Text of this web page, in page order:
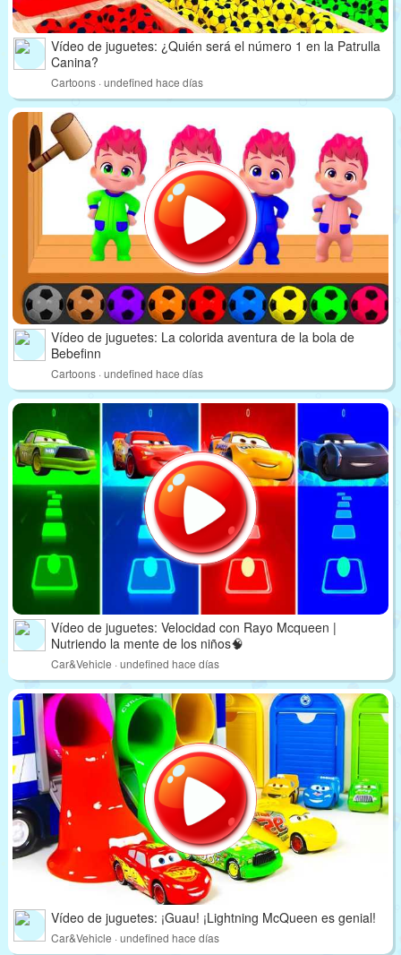
Vídeo de juguetes: ¿Quién será el número 1 en la Patrulla
Canina?
Cartoons · undefined hace días
Vídeo de juguetes: La colorida aventura de la bola de
Bebefinn
Cartoons · undefined hace días
Vídeo de juguetes: Velocidad con Rayo Mcqueen |
Nutriendo la mente de los niños🧠
Car&Vehicle · undefined hace días
Vídeo de juguetes: ¡Guau! ¡Lightning McQueen es genial!
Car&Vehicle · undefined hace días